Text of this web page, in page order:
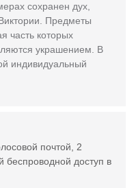
сохранен дух,
Предметы
часть которых
украшением. В
индивидуальный
почтой, 2
беспроводной доступ в